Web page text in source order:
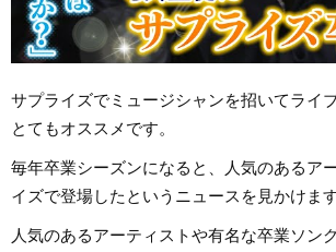
サプライズでミュージシャンを招いてライ
とてもオススメです。
毎年卒業シーズンになると、人気のあるア
イズで登場したというニュースを見かけます
人気のあるアーティストや有名な卒業ソン